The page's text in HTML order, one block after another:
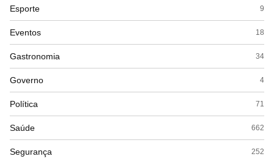
Esporte 9
Eventos 18
Gastronomia 34
Governo 4
Política 71
Saúde 662
Segurança 252